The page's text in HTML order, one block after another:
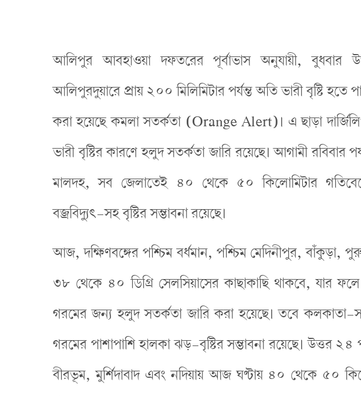
আলিপুর আবহাওয়া দফতরের পূর্বাভাস অনুযায়ী, বুধবার
আলিপুরদুয়ারে প্রায় ২০০ মিলিমিটার পর্যন্ত অতি ভারী বৃষ্টি হতে
করা হয়েছে কমলা সতর্কতা (Orange Alert)। এ ছাড়া
ভারী বৃষ্টির কারণে হলুদ সতর্কতা জারি রয়েছে। আগামী রবিবার
মালদহ, সব জেলাতেই ৪০ থেকে ৫০ কিলোমিটার
বজ্রবিদ্যুৎ-সহ বৃষ্টির সম্ভাবনা রয়েছে।
আজ, দক্ষিণবঙ্গের পশ্চিম বর্ধমান, পশ্চিম মেদিনীপুর, বাঁকুড়া,
৩৮ থেকে ৪০ ডিগ্রি সেলসিয়াসের কাছাকাছি থাকবে, যার
গরমের জন্য হলুদ সতর্কতা জারি করা হয়েছে। তবে কলকাতা-
গরমের পাশাপাশি হালকা ঝড়-বৃষ্টির সম্ভাবনা রয়েছে। উত্তর ২৪
বীরভূম, মুর্শিদাবাদ এবং নদিয়ায় আজ ঘণ্টায় ৪০ থেকে ৫০